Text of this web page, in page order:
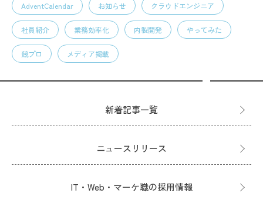
AdventCalendar お知らせ クラウドエンジニア
社員紹介 業務効率化 内製開発 やってみた
競プロ メディア掲載
新着記事一覧
ニュースリリース
IT・Web・マーケ職の採用情報